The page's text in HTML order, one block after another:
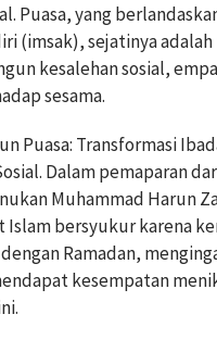
Puasa, yang
(imsak), sejatinya adalah
kesalehan sosial,
sesama.
Puasa: Transformasi
Dalam pemaparan
Muhammad Harun
Islam bersyukur karena
Ramadan,
kesempatan